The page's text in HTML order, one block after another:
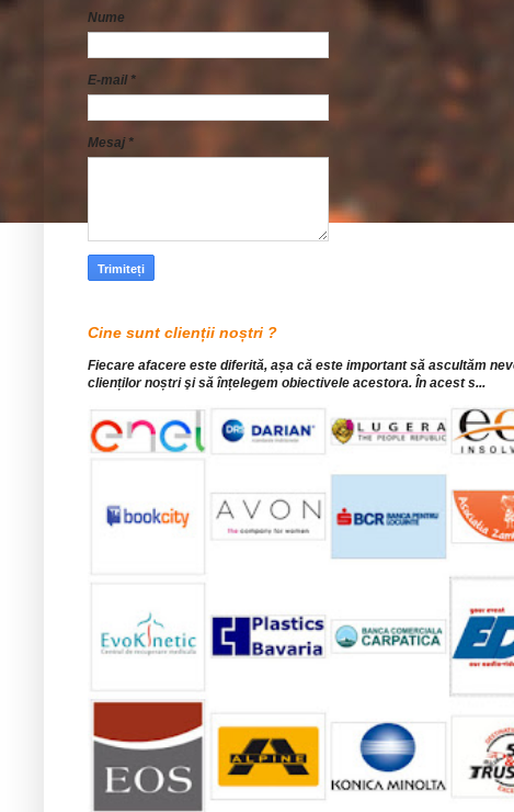
Nume
E-mail *
Mesaj *
Cine sunt clienții noștri ?
Fiecare afacere este diferită, așa că este important să ascultăm
clienților noștri şi să înțelegem obiectivele acestora. În acest s...